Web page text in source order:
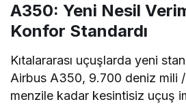
A350: Yeni Nesil
Konfor Standardı
Kıtalararası uçuşlarda yeni
Airbus A350, 9.700 deniz mili
menzile kadar kesintisiz uçuş